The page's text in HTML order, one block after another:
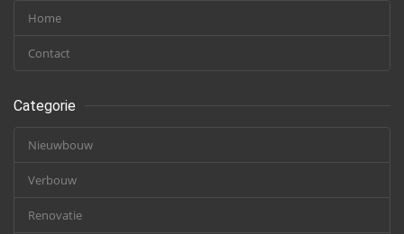
Home
Contact
Categorie
Nieuwbouw
Verbouw
Renovatie